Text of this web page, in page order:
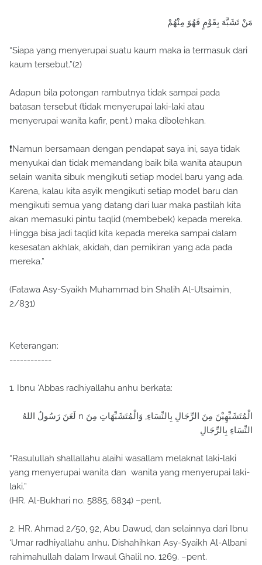
مَنْ تَشَبَّهَ بِقَوْمٍ فَهُوَ مِنْهُمْ
“Siapa yang menyerupai suatu kaum maka ia termasuk dari
kaum tersebut.”(2)
Adapun bila potongan rambutnya tidak sampai pada
batasan tersebut (tidak menyerupai laki-laki atau
menyerupai wanita kafir, pent.) maka dibolehkan.
❗Namun bersamaan dengan pendapat saya ini, saya tidak
menyukai dan tidak memandang baik bila wanita ataupun
selain wanita sibuk mengikuti setiap model baru yang ada.
Karena, kalau kita asyik mengikuti setiap model baru dan
mengikuti semua yang datang dari luar maka pastilah kita
akan memasuki pintu taqlid (membebek) kepada mereka.
Hingga bisa jadi taqlid kita kepada mereka sampai dalam
kesesatan akhlak, akidah, dan pemikiran yang ada pada
mereka.”
(Fatawa Asy-Syaikh Muhammad bin Shalih Al-Utsaimin,
2/831)
Keterangan:
------------
1. Ibnu ‘Abbas radhiyallahu anhu berkata:
لَعَنَ رَسُولُ اللهُ n الْمُتَشَبِّهِيْنَ مِنَ الرِّجَالِ بِالنِّسَاءِ, وَالْمُتَشَبِّهَاتِ مِنَ
النِّسَاءِ بِالرِّجَالِ
“Rasulullah shallallahu alaihi wasallam melaknat laki-laki
yang menyerupai wanita dan wanita yang menyerupai laki-
laki.”
(HR. Al-Bukhari no. 5885, 6834) –pent.
2. HR. Ahmad 2/50, 92, Abu Dawud, dan selainnya dari Ibnu
‘Umar radhiyallahu anhu. Dishahihkan Asy-Syaikh Al-Albani
rahimahullah dalam Irwaul Ghalil no. 1269. –pent.